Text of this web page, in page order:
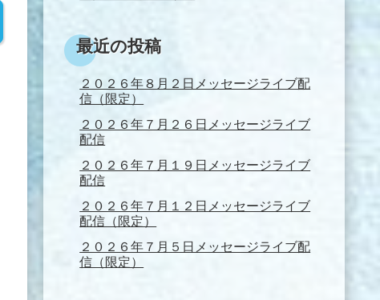
最近の投稿
２０２６年８月２日メッセージライブ配
信（限定）
２０２６年７月２６日メッセージライブ
配信
２０２６年７月１９日メッセージライブ
配信
２０２６年７月１２日メッセージライブ
配信（限定）
２０２６年７月５日メッセージライブ配
信（限定）